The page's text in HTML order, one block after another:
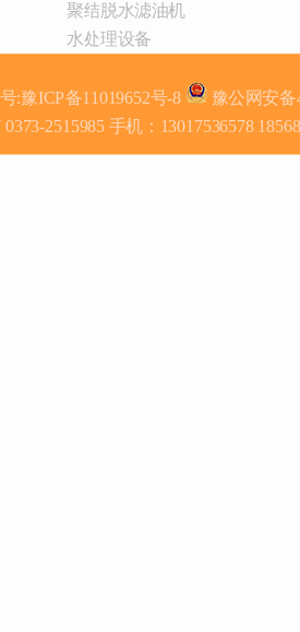
聚结脱水滤油机
水处理设备
:豫ICP备11019652号-8
豫公网安备
2515985 手机：13017536578